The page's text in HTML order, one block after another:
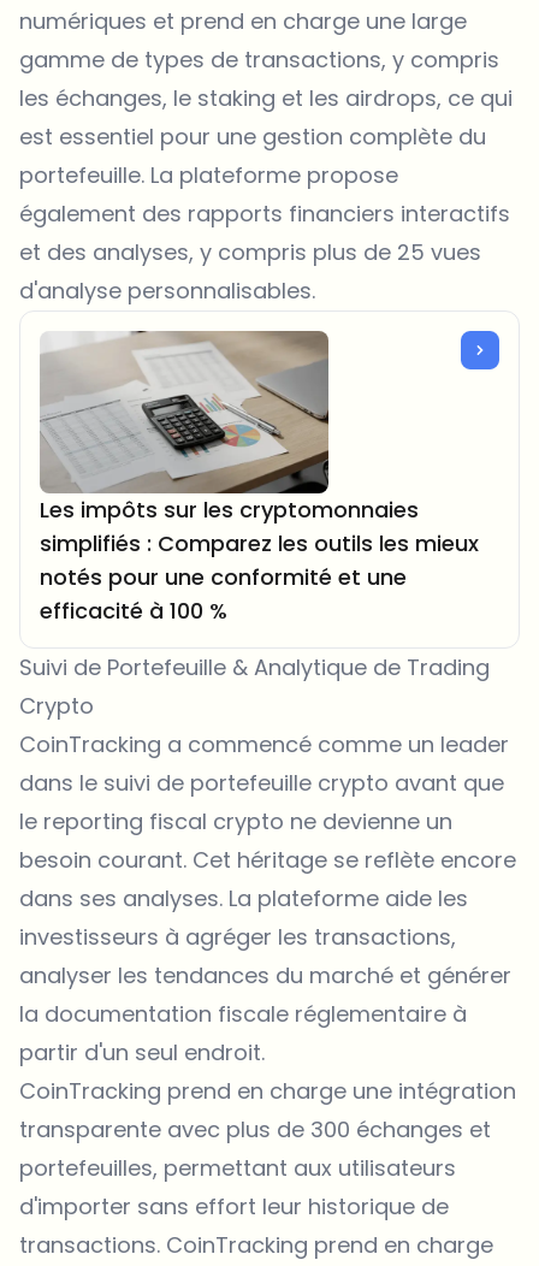
numériques et prend en charge une large
gamme de types de transactions, y compris
les échanges, le staking et les airdrops, ce qui
est essentiel pour une gestion complète du
portefeuille. La plateforme propose
également des rapports financiers interactifs
et des analyses, y compris plus de 25 vues
d'analyse personnalisables.
Les impôts sur les cryptomonnaies
simplifiés : Comparez les outils les mieux
notés pour une conformité et une
efficacité à 100 %
Suivi de Portefeuille & Analytique de Trading
Crypto
CoinTracking a commencé comme un leader
dans le suivi de portefeuille crypto avant que
le reporting fiscal crypto ne devienne un
besoin courant. Cet héritage se reflète encore
dans ses analyses. La plateforme aide les
investisseurs à agréger les transactions,
analyser les tendances du marché et générer
la documentation fiscale réglementaire à
partir d'un seul endroit.
CoinTracking prend en charge une intégration
transparente avec plus de 300 échanges et
portefeuilles, permettant aux utilisateurs
d'importer sans effort leur historique de
transactions. CoinTracking prend en charge